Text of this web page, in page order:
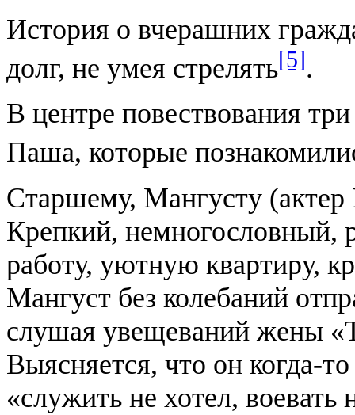
История о вчерашних
долг, не умея стрелять[5].
В центре повествования
Паша, которые
Старшему, Мангусту
Крепкий, немногословный,
работу, уютную квартиру,
Мангуст без колебаний
слушая увещеваний жены
Выясняется, что он когда-
«служить не хотел, воевать